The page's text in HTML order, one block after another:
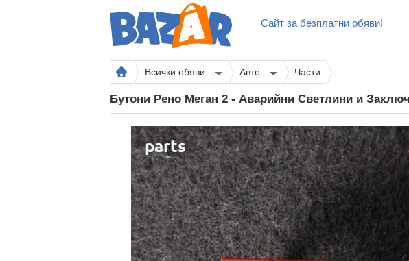
Сайт за безплатни обяви!
Всички обяви Авто Части
Бутони Рено Меган 2 - Аварийни Светлини и